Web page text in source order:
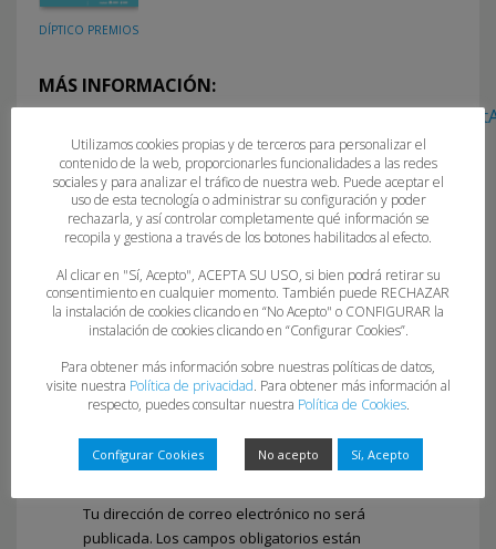
DÍPTICO PREMIOS
MÁS INFORMACIÓN:
http://medepor.uniovi.es/noticias/-/asset_publisher/
premios-nacionales-de-investigacion-en-
medicina-del-deporte?redirect=%2F
Deja una respuesta
Tu dirección de correo electrónico no será
publicada. Los campos obligatorios están
Utilizamos cookies propias y de terceros para personalizar el
contenido de la web, proporcionarles funcionalidades a las redes
sociales y para analizar el tráfico de nuestra web. Puede aceptar el
uso de esta tecnología o administrar su configuración y poder
rechazarla, y así controlar completamente qué información se
recopila y gestiona a través de los botones habilitados al efecto.
Al clicar en "Sí, Acepto", ACEPTA SU USO, si bien podrá retirar su
consentimiento en cualquier momento. También puede RECHAZAR
la instalación de cookies clicando en “No Acepto" o CONFIGURAR la
instalación de cookies clicando en “Configurar Cookies”.
Para obtener más información sobre nuestras políticas de datos,
visite nuestra Política de privacidad. Para obtener más información al
respecto, puedes consultar nuestra Política de Cookies.
Configurar Cookies No acepto Sí, Acepto